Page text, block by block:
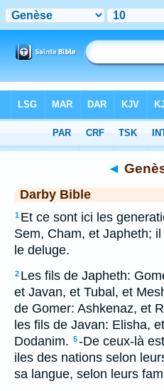
> Genèse 10
◄
Darby Bible
1 Et ce sont ici les
Sem, Cham, et Japheth;
le deluge.
2 Les fils de Japheth:
et Javan, et Tubal, et
de Gomer: Ashkenaz, et
les fils de Javan: Elisha,
Dodanim. 5-De ceux-là
iles des nations selon
sa langue, selon leurs